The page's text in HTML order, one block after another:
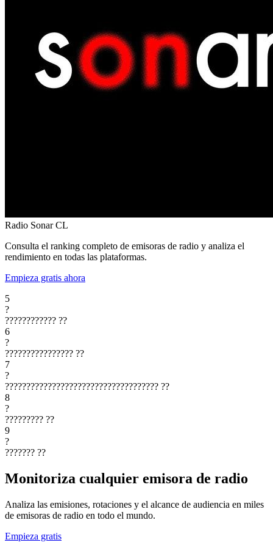
Radio Sonar CL
Consulta el ranking completo de emisoras de radio y analiza el
rendimiento en todas las plataformas.
Empieza gratis ahora
5
?
???????????? ??
6
?
???????????????? ??
7
?
???????????????????????????????????? ??
8
?
????????? ??
9
?
??????? ??
Monitoriza cualquier emisora de radio
Analiza las emisiones, rotaciones y el alcance de audiencia en miles
de emisoras de radio en todo el mundo.
Empieza gratis